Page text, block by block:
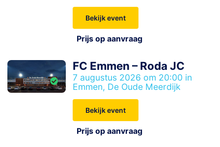
Bekijk event
Prijs op aanvraag
FC Emmen – Roda JC
7 augustus 2026 om 20:00 in
Emmen, De Oude Meerdijk
Bekijk event
Prijs op aanvraag